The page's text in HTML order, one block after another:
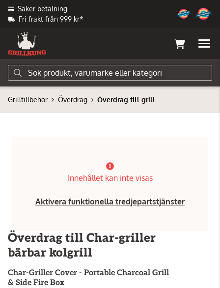
Säker betalning
Fri frakt från 999 kr*
Grilltillbehör Överdrag Överdrag till grill
Innehållet kan inte visas
Aktivera funktionella tredjepartstjänster
Överdrag till Char-griller
bärbar kolgrill
Char-Griller Cover - Portable Charcoal Grill
& Side Fire Box